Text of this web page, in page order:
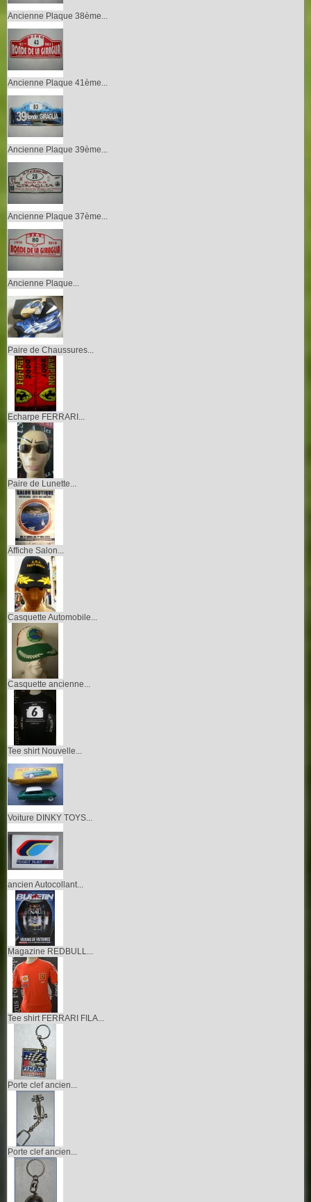
Ancienne Plaque 38ème...
Ancienne Plaque 41ème...
Ancienne Plaque 39ème...
Ancienne Plaque 37ème...
Ancienne Plaque...
Paire de Chaussures...
Echarpe FERRARI...
Paire de Lunette...
Affiche Salon...
Casquette Automobile...
Casquette ancienne...
Tee shirt Nouvelle...
Voiture DINKY TOYS...
ancien Autocollant...
Magazine REDBULL...
Tee shirt FERRARI FILA...
Porte clef ancien...
Porte clef ancien...